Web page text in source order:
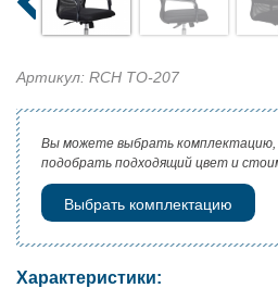
Артикул: RCH TO-207
Вы можете выбрать комплектацию,
подобрать подходящий цвет и
Выбрать комплектацию
Характеристики: